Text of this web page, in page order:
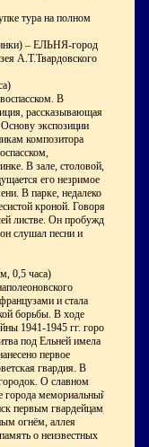
тура на полном
– ЕЛЬНЯ-город
А.Т.Твардовского
В
рассказывающая о
экспозиции
композитора
В зале, столовой,
его незримое
В парке, недалеко от
кроной. Говорят,
листве. Он пробуждал
слушал песни и
0,5 часа)
и стала
борьбы. В ходе
1941-1945 гг. город
под Ельней имела
первое
гвардия. В
О славном
города мемориальный
первым гвардейцам,
огнём, аллея
о неизвестных